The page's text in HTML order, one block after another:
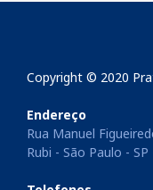
Copyright © 2020
Endereço
Rua Manuel
Rubi - São Paulo - SP